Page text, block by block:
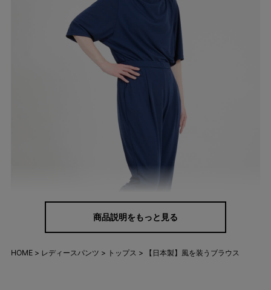
商品説明をもっと見る
HOME レディースパンツ トップス 【日本製】風を装うブラウス